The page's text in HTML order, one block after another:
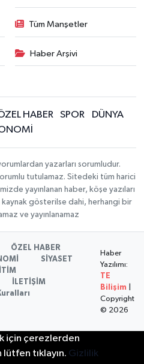
Tüm Manşetler
Haber Arşivi
HABER SPOR
DÜNYA
yazarları sorumludur.
tutulamaz. Sitedeki tüm harici
yayınlanan haber, köşe yazıları
kaynak gösterilse dahi, herhangi bir
ve yayınlanamaz
ÖZEL HABER
SİYASET
İLETİŞİM
Haber
Yazılımı:
TE
Bilişim
Copyright
© 2026
için çerezlerden
tıklayın. Gizlilik